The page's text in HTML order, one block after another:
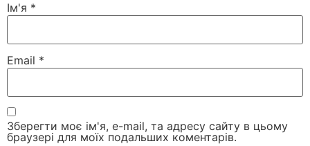
Ім'я *
Email *
Зберегти моє ім'я, e-mail, та адресу сайту в цьому
браузері для моїх подальших коментарів.